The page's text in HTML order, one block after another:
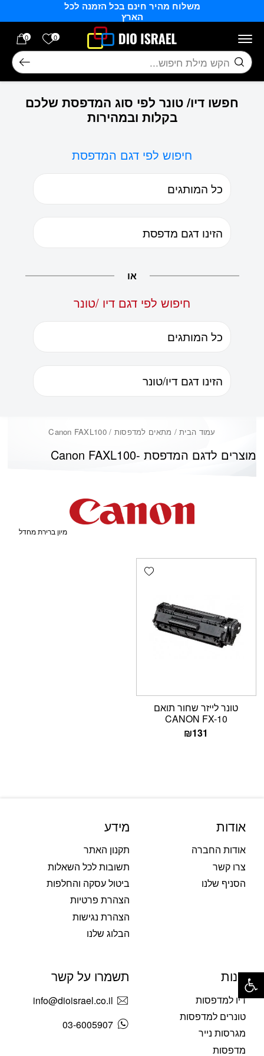
משלוח מהיר חינם בכל הזמנה לכל
הארץ
0 הרשימה
0
חיפוש
חפשו דיו/ טונר לפי סוג המדפסת שלכם
בקלות ובמהירות
חיפוש לפי דגם המדפסת
או
חיפוש לפי דגם דיו /טונר
עמוד הבית/ מתאים למדפסות / Canon FAXL100
Canon FAXL100מוצרים לדגם המדפסת -
Add wishlist
טונר לייזר שחור תואם
CANON FX-10
₪131
אודות
אודות החברה
צרו קשר
הסניף שלנו
מידע
תקנון האתר
תשובות לכל השאלות
ביטול עסקה והחלפות
הצהרת פרטיות
הצהרת נגישות
הבלוג שלנו
חנות
דיו למדפסות
טונרים למדפסות
מגרסות נייר
מדפסות
תשמרו על קשר
info@dioisrael.co.il
03-6005907
פתח סרגל נגישות